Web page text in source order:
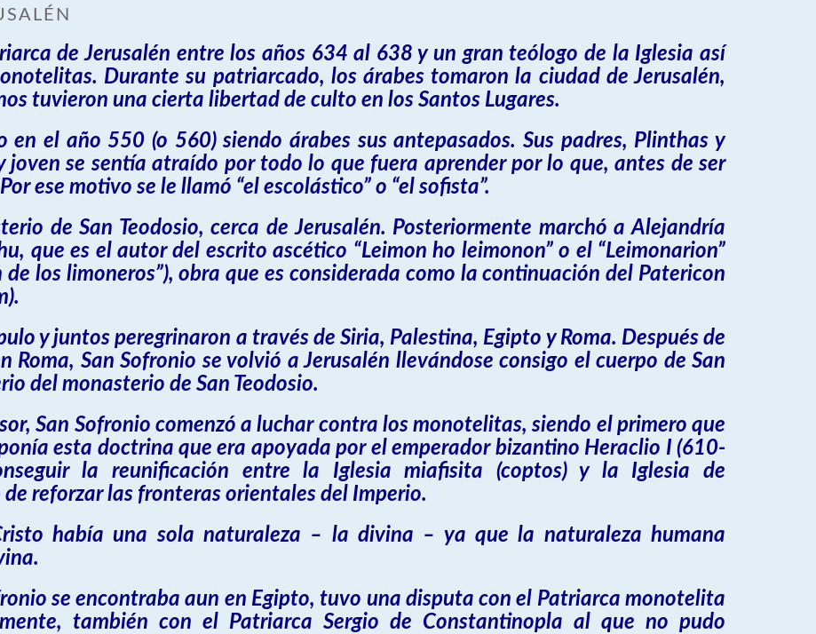
de Jerusalén entre los años 634 al 638 y un gran teólogo de la Iglesia así
Durante su patriarcado, los árabes tomaron la ciudad de Jerusalén,
tuvieron una cierta libertad de culto en los Santos Lugares.
en el año 550 (o 560) siendo árabes sus antepasados. Sus padres, Plinthas y
joven se sentía atraído por todo lo que fuera aprender por lo que, antes de ser
ese motivo se le llamó “el escolástico” o “el sofista”.
de San Teodosio, cerca de Jerusalén. Posteriormente marchó a Alejandría
que es el autor del escrito ascético “Leimon ho leimonon” o el “Leimonarion”
de los limoneros”), obra que es considerada como la continuación del Patericon
y juntos peregrinaron a través de Siria, Palestina, Egipto y Roma. Después de
Roma, San Sofronio se volvió a Jerusalén llevándose consigo el cuerpo de San
del monasterio de San Teodosio.
San Sofronio comenzó a luchar contra los monotelitas, siendo el primero que
esta doctrina que era apoyada por el emperador bizantino Heraclio I (610-
la reunificación entre la Iglesia miafisita (coptos) y la Iglesia de
reforzar las fronteras orientales del Imperio.
había una sola naturaleza – la divina – ya que la naturaleza humana
se encontraba aun en Egipto, tuvo una disputa con el Patriarca monotelita
también con el Patriarca Sergio de Constantinopla al que no pudo